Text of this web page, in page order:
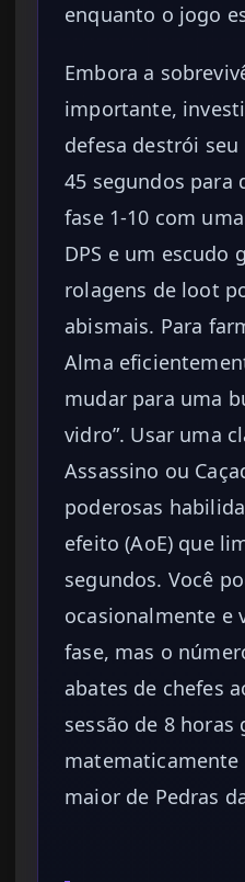
enquanto o jogo
Embora a
importante,
defesa destrói seu
45 segundos para
fase 1-10 com
DPS e um escudo
rolagens de loot
abismais. Para
Alma
mudar para uma
vidro”. Usar uma
Assassino ou
poderosas
efeito (AoE) que
segundos. Você
ocasionalmente e
fase, mas o
abates de chefes
sessão de 8 horas
maior de Pedras